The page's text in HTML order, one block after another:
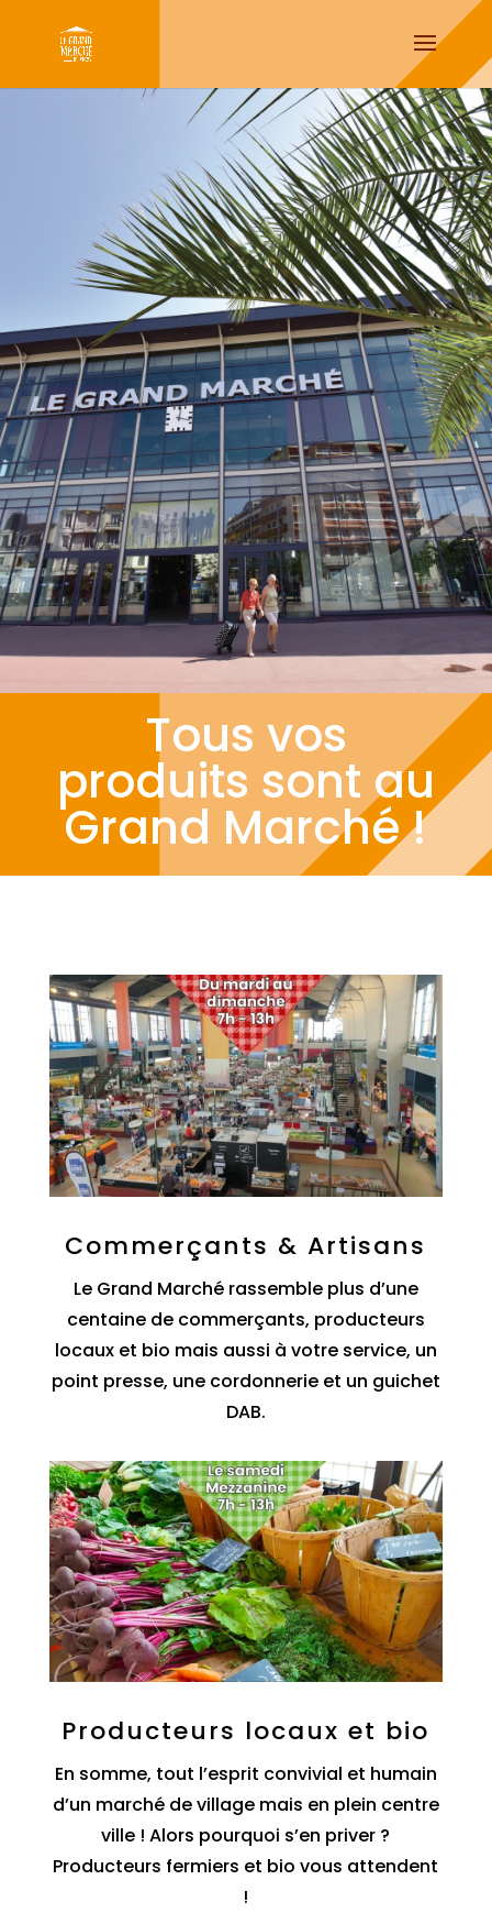
Tous vos
produits sont au
Grand Marché !
Commerçants & Artisans
Le Grand Marché rassemble plus d’une
centaine de commerçants, producteurs
locaux et bio mais aussi à votre service, un
point presse, une cordonnerie et un guichet
DAB.
Producteurs locaux et bio
En somme, tout l’esprit convivial et humain
d’un marché de village mais en plein centre
ville ! Alors pourquoi s’en priver ?
Producteurs fermiers et bio vous attendent
!